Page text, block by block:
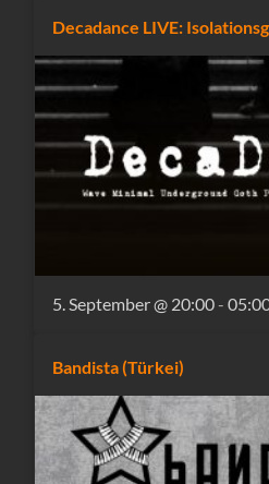
Decadance LIVE:
5. September @ 20:00-
Bandista (Türkei)